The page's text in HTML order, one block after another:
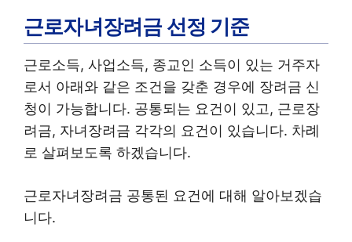
근로자녀장려금 선정 기준
근로소득, 사업소득, 종교인 소득이 있는 거주자
로서 아래와 같은 조건을 갖춘 경우에 장려금 신
청이 가능합니다. 공통되는 요건이 있고, 근로장
려금, 자녀장려금 각각의 요건이 있습니다. 차례
로 살펴보도록 하겠습니다.
근로자녀장려금 공통된 요건에 대해 알아보겠습
니다.